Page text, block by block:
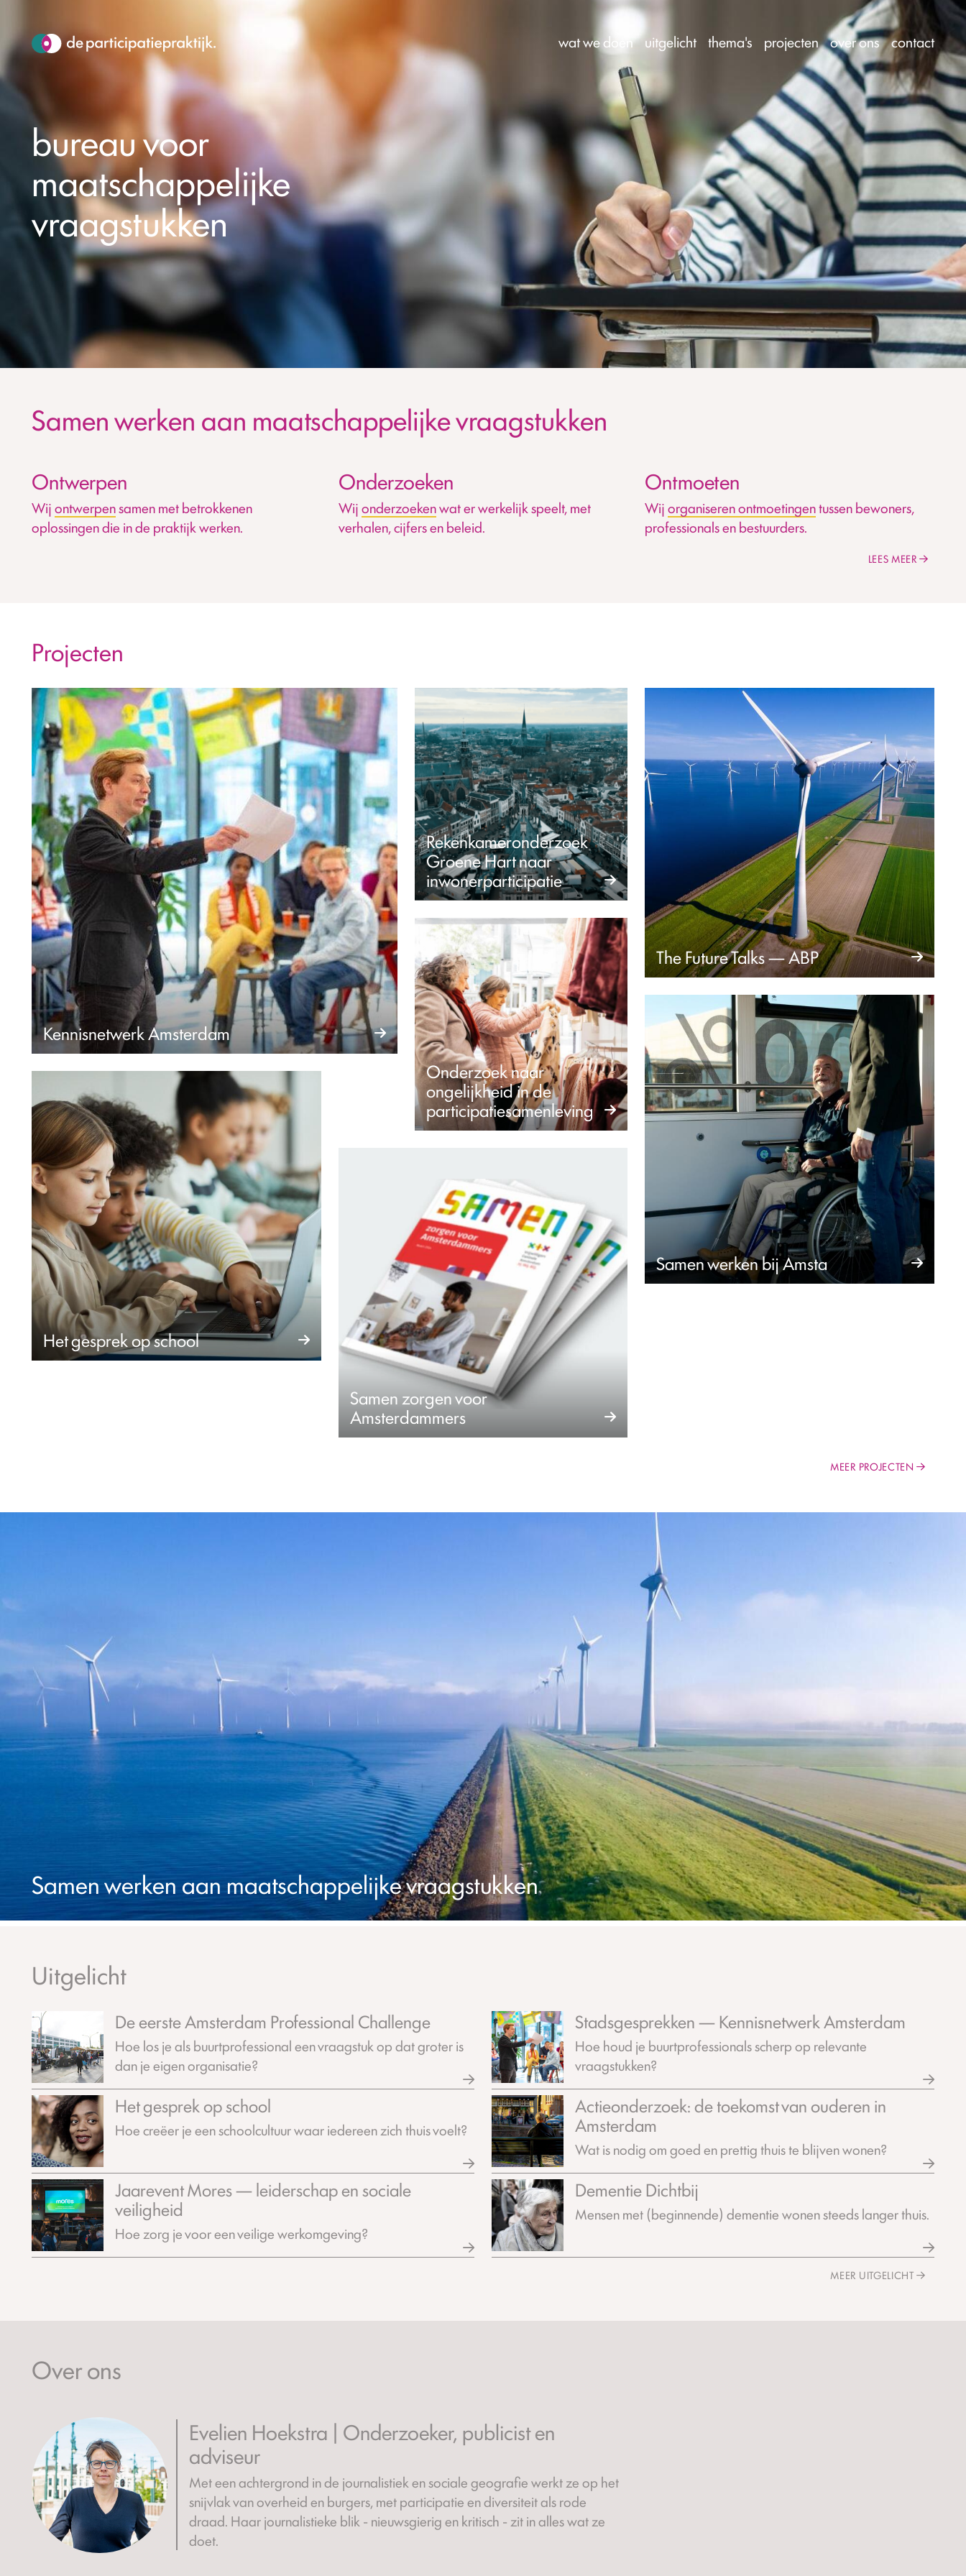
wat we doen uitgelicht thema's projecten over ons contact
bureau voor
maatschappelijke
vraagstukken
Samen werken aan maatschappelijke vraagstukken
Ontwerpen
Wijontwerpensamen met betrokkenen
oplossingen die in de praktijk werken.
Onderzoeken
Wijonderzoekenwat er werkelijk speelt, met
verhalen, cijfers en beleid.
Ontmoeten
Wijorganiseren ontmoetingentussen bewoners,
professionals en bestuurders.
LEES MEER
Projecten
Kennisnetwerk Amsterdam
Rekenkameronderzoek
Groene Hart naar
inwonerparticipatie
The Future Talks — ABP
Onderzoek naar
ongelijkheid in de
participatiesamenleving
Samen werken bij Amsta
Het gesprek op school
Samen zorgen voor
Amsterdammers
MEER PROJECTEN
Samen werken aan maatschappelijke vraagstukken
Uitgelicht
De eerste Amsterdam Professional Challenge
Hoe los je als buurtprofessional een vraagstuk op dat groter is
dan je eigen organisatie?
Het gesprek op school
Hoe creëer je een schoolcultuur waar iedereen zich thuis voelt?
Jaarevent Mores — leiderschap en sociale
veiligheid
Hoe zorg je voor een veilige werkomgeving?
Stadsgesprekken — Kennisnetwerk Amsterdam
Hoe houd je buurtprofessionals scherp op relevante
vraagstukken?
Actieonderzoek: de toekomst van ouderen in
Amsterdam
Wat is nodig om goed en prettig thuis te blijven wonen?
Dementie Dichtbij
Mensen met (beginnende) dementie wonen steeds langer thuis.
MEER UITGELICHT
Over ons
Evelien Hoekstra | Onderzoeker, publicist en
adviseur
Met een achtergrond in de journalistiek en sociale geografie werkt ze op het
snijvlak van overheid en burgers, met participatie en diversiteit als rode
draad. Haar journalistieke blik - nieuwsgierig en kritisch - zit in alles wat ze
doet.